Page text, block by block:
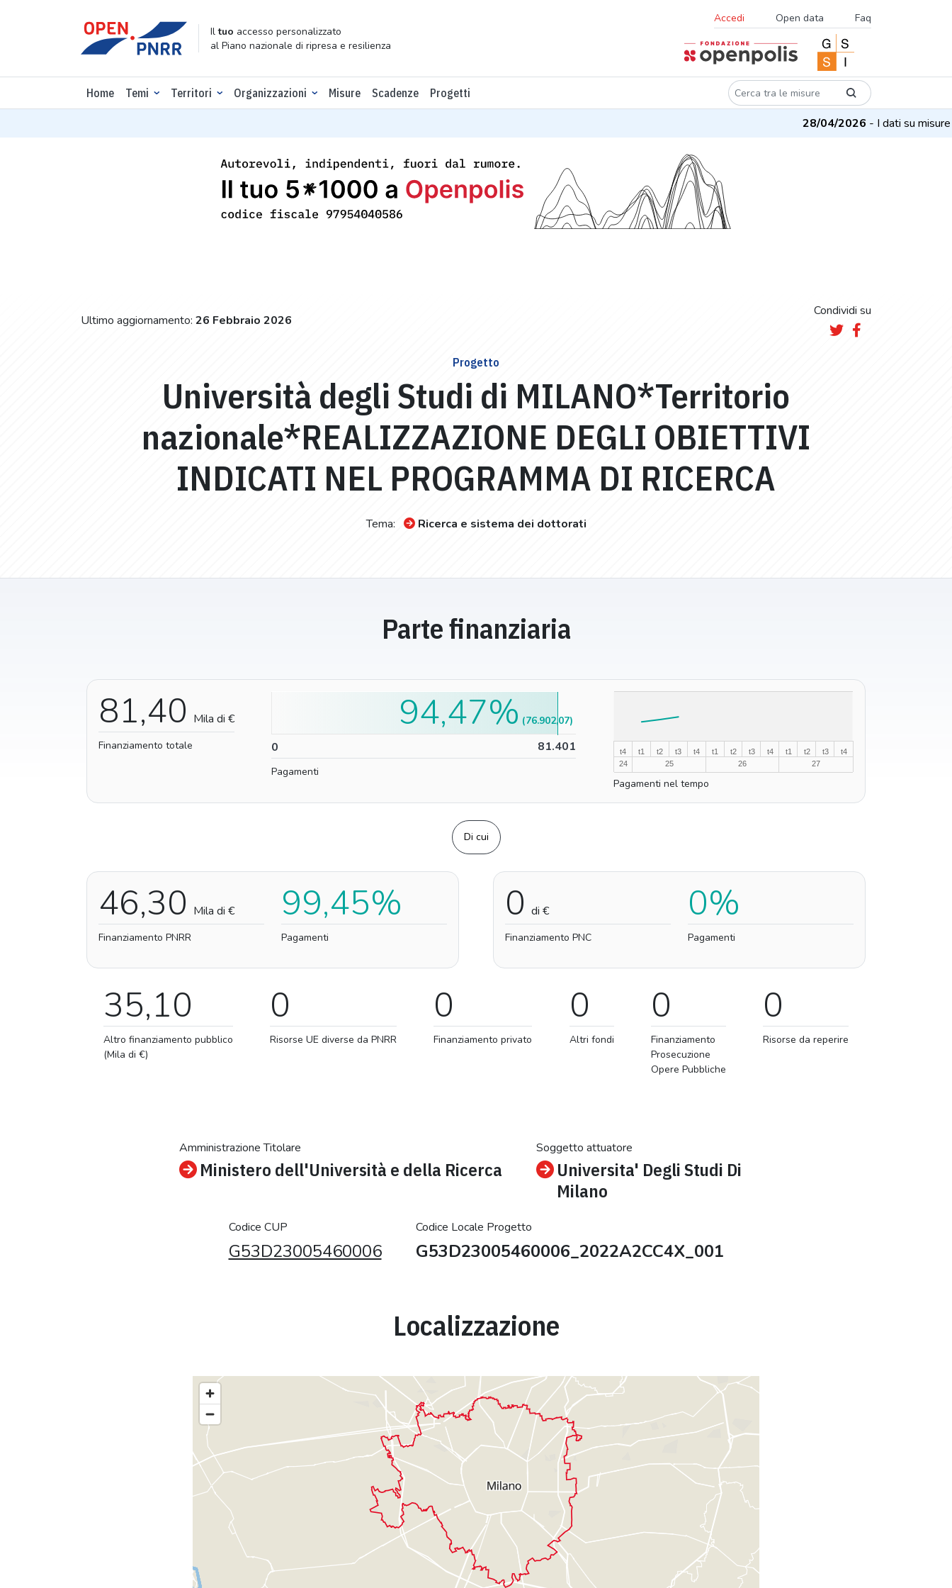
Iltuo accesso personalizzato
al Piano nazionale di ripresa e resilienza
Accedi Open data Faq
Home Temi Territori Organizzazioni Misure Scadenze Progetti
28/04/2026- I dati su misure e
Ultimo aggiornamento: 26 Febbraio 2026
Condividi su
Progetto
Università degli Studi di MILANO*Territorio
nazionale*REALIZZAZIONE DEGLI OBIETTIVI
INDICATI NEL PROGRAMMA DI RICERCA
Tema: Ricerca e sistema dei dottorati
Parte finanziaria
81,40 Mila di €
Finanziamento totale 0 81.401
94,47% (76.902,07)
Pagamenti
t4
24
t1
25
t2 t3 t4
t1
26
t2 t3 t4
t1
27
t2 t3 t4
Pagamenti nel tempo
Di cui
46,30 Mila di €
Finanziamento PNRR
99,45%
Pagamenti
0 di €
Finanziamento PNC
0%
Pagamenti
35,10
Altro finanziamento pubblico
(Mila di €)
0
Risorse UE diverse da PNRR
0
Finanziamento privato
0
Altri fondi
0
Finanziamento
Prosecuzione
Opere Pubbliche
0
Risorse da reperire
Amministrazione Titolare
Ministero dell'Università e della Ricerca
Soggetto attuatore
Universita' Degli Studi Di
Milano
Codice CUP
G53D23005460006
Codice Locale Progetto
G53D23005460006_2022A2CC4X_001
Localizzazione